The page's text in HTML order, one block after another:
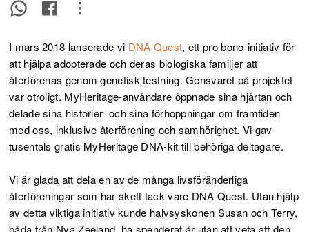
I mars 2018 lanserade vi DNA Quest, ett pro bono-initiativ för
att hjälpa adopterade och deras biologiska familjer att
återförenas genom genetisk testning. Gensvaret på projektet
var otroligt. MyHeritage-användare öppnade sina hjärtan och
delade sina historier och sina förhoppningar om framtiden
med oss, inklusive återförening och samhörighet. Vi gav
tusentals gratis MyHeritage DNA-kit till behöriga deltagare.
Vi är glada att dela en av de många livsföränderliga
återföreningar som har skett tack vare DNA Quest. Utan hjälp
av detta viktiga initiativ kunde halvsyskonen Susan och Terry,